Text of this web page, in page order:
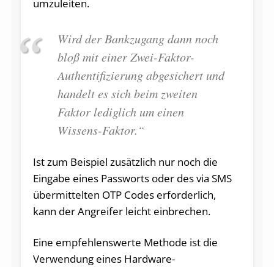
umzuleiten.
Wird der Bankzugang dann noch
bloß mit einer Zwei-Faktor-
Authentifizierung abgesichert und
handelt es sich beim zweiten
Faktor lediglich um einen
Wissens-Faktor.“
Ist zum Beispiel zusätzlich nur noch die
Eingabe eines Passworts oder des via SMS
übermittelten OTP Codes erforderlich,
kann der Angreifer leicht einbrechen.
Eine empfehlenswerte Methode ist die
Verwendung eines Hardware-